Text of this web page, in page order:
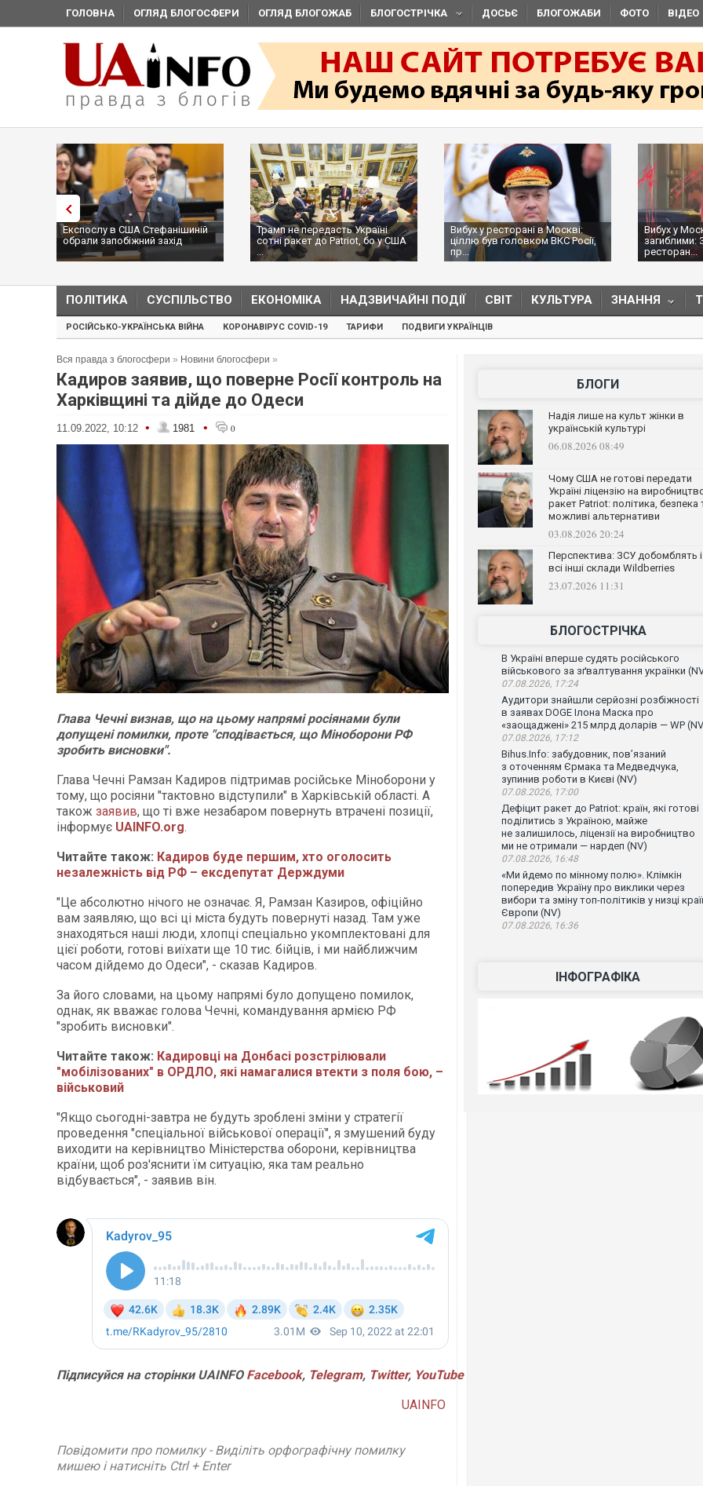
ГОЛОВНА ОГЛЯД БЛОГОСФЕРИ ОГЛЯД БЛОГОЖАБ БЛОГОСТРІЧКА ДОСЬЄ БЛОГОЖАБИ ФОТО ВІДЕО
Експослу в США Стефанішиній
обрали запобіжний захід
Трамп не передасть Україні
сотні ракет до Patriot, бо у США
...
Вибух у ресторані в Москві:
ціллю був головком ВКС Росії,
пр...
Вибух у
загиблими:
ресторан...
ПОЛІТИКА СУСПІЛЬСТВО ЕКОНОМІКА НАДЗВИЧАЙНІ ПОДІЇ СВІТ КУЛЬТУРА ЗНАННЯ
РОСІЙСЬКО-УКРАЇНСЬКА ВІЙНА КОРОНАВІРУС COVID-19 ТАРИФИ ПОДВИГИ УКРАЇНЦІВ
Вся правда з блогосфери » Новини блогосфери »
Кадиров заявив, що поверне Росії контроль на
Харківщині та дійде до Одеси
11.09.2022, 10:12 • 1981 • 0
Глава Чечні визнав, що на цьому напрямі росіянами були
допущені помилки, проте "сподівається, що Міноборони РФ
зробить висновки".
Глава Чечні Рамзан Кадиров підтримав російське Міноборони у
тому, що росіяни "тактовно відступили" в Харківській області. А
також заявив, що ті вже незабаром повернуть втрачені позиції,
інформує UAINFO.org.
Читайте також: Кадиров буде першим, хто оголосить
незалежність від РФ – ексдепутат Держдуми
"Це абсолютно нічого не означає. Я, Рамзан Казиров, офіційно
вам заявляю, що всі ці міста будуть повернуті назад. Там уже
знаходяться наші люди, хлопці спеціально укомплектовані для
цієї роботи, готові виїхати ще 10 тис. бійців, і ми найближчим
часом дійдемо до Одеси", - сказав Кадиров.
За його словами, на цьому напрямі було допущено помилок,
однак, як вважає голова Чечні, командування армією РФ
"зробить висновки".
Читайте також: Кадировці на Донбасі розстрілювали
"мобілізованих" в ОРДЛО, які намагалися втекти з поля бою, –
військовий
"Якщо сьогодні-завтра не будуть зроблені зміни у стратегії
проведення "спеціальної військової операції", я змушений буду
виходити на керівництво Міністерства оборони, керівництва
країни, щоб роз'яснити їм ситуацію, яка там реально
відбувається", - заявив він.
Підписуйся на сторінки UAINFO Facebook, Telegram, Twitter, YouTube
UAINFO
Повідомити про помилку - Виділіть орфографічну помилку
мишею і натисніть Ctrl + Enter
БЛОГИ
Надія лише на культ жінки в
українській культурі
06.08.2026 08:49
Чому США не готові передати
Україні ліцензію на
ракет Patriot: політика, безпека
можливі альтернативи
03.08.2026 20:24
Перспектива: ЗСУ добомблять і
всі інші склади Wildberries
23.07.2026 11:31
БЛОГОСТРІЧКА
В Україні вперше судять російського
військового за зґвалтування українки
07.08.2026, 17:24
Аудитори знайшли серйозні розбіжності
в заявах DOGE Ілона Маска про
«заощаджені» 215 млрд доларів — WP
07.08.2026, 17:12
Bihus.Info: забудовник, пов’язаний
з оточенням Єрмака та Медведчука,
зупинив роботи в Києві (NV)
07.08.2026, 17:00
Дефіцит ракет до Patriot: країн, які готові
поділитись з Україною, майже
не залишилось, ліцензії на виробництво
ми не отримали — нардеп (NV)
07.08.2026, 16:48
«Ми йдемо по мінному полю». Клімкін
попередив Україну про виклики через
вибори та зміну топ-політиків у низці
Європи (NV)
07.08.2026, 16:36
ІНФОГРАФІКА